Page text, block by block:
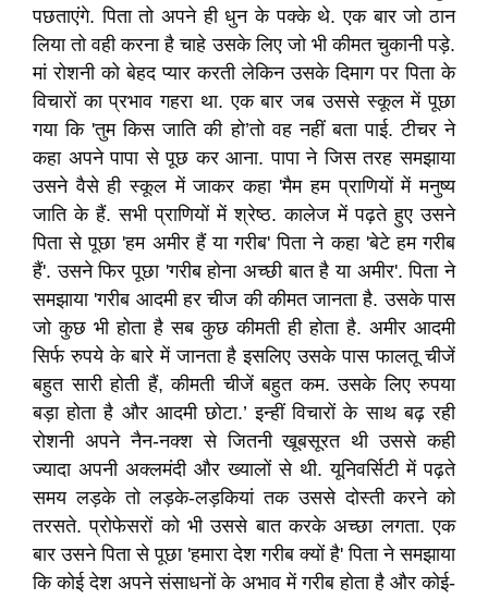
पछताएंगे. पिता तो अपने ही धुन के पक्के थे. एक बार जो ठान
लिया तो वही करना है चाहे उसके लिए जो भी कीमत चुकानी पड़े.
मां रोशनी को बेहद प्यार करती लेकिन उसके दिमाग पर पिता के
विचारों का प्रभाव गहरा था. एक बार जब उससे स्कूल में पूछा
गया कि 'तुम किस जाति की हो’तो वह नहीं बता पाई. टीचर ने
कहा अपने पापा से पूछ कर आना. पापा ने जिस तरह समझाया
उसने वैसे ही स्कूल में जाकर कहा 'मैम हम प्राणियों में मनुष्य
जाति के हैं. सभी प्राणियों में श्रेष्ठ. कालेज में पढ़ते हुए उसने
पिता से पूछा 'हम अमीर हैं या गरीब' पिता ने कहा 'बेटे हम गरीब
हैं'. उसने फिर पूछा 'गरीब होना अच्छी बात है या अमीर'. पिता ने
समझाया 'गरीब आदमी हर चीज की कीमत जानता है. उसके पास
जो कुछ भी होता है सब कुछ कीमती ही होता है. अमीर आदमी
सिर्फ रुपये के बारे में जानता है इसलिए उसके पास फालतू चीजें
बहुत सारी होती हैं, कीमती चीजें बहुत कम. उसके लिए रुपया
बड़ा होता है और आदमी छोटा.’ इन्हीं विचारों के साथ बढ़ रही
रोशनी अपने नैन-नक्श से जितनी खूबसूरत थी उससे कही
ज्यादा अपनी अक्लमंदी और ख्यालों से थी. यूनिवर्सिटी में पढ़ते
समय लड़के तो लड़के-लड़कियां तक उससे दोस्ती करने को
तरसते. प्रोफेसरों को भी उससे बात करके अच्छा लगता. एक
बार उसने पिता से पूछा 'हमारा देश गरीब क्यों है' पिता ने समझाया
कि कोई देश अपने संसाधनों के अभाव में गरीब होता है और कोई-